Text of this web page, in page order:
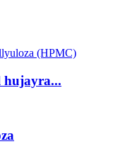
hujayra...